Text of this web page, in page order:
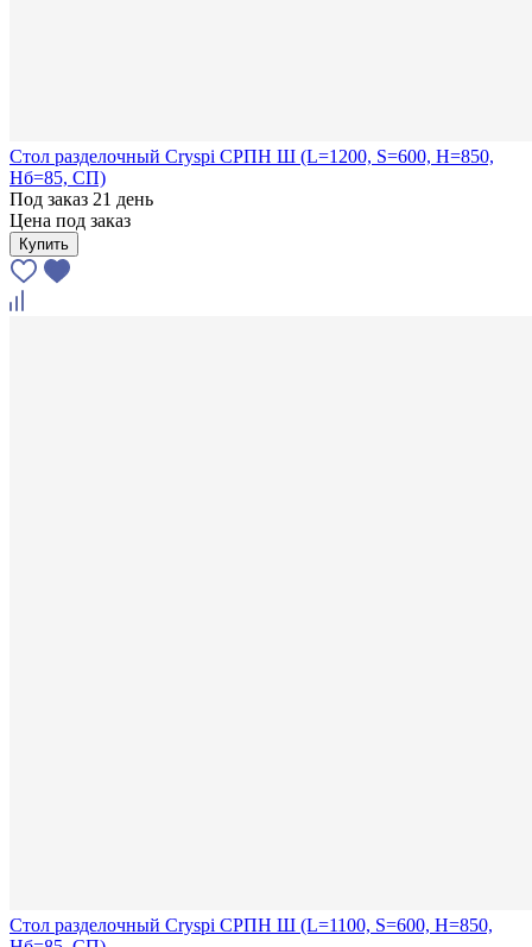
Стол разделочный Cryspi СРПН Ш (L=1200, S=600, H=850,
Hб=85, СП)
Под заказ 21 день
Цена под заказ
Купить
Стол разделочный Cryspi СРПН Ш (L=1100, S=600, H=850,